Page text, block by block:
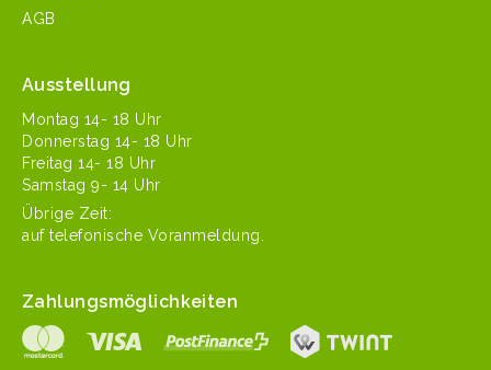
AGB
Ausstellung
Mon­tag 14- 18 Uhr
Don­ner­stag 14- 18 Uhr
Fre­itag 14- 18 Uhr
Sam­stag 9- 14 Uhr
Übrige Zeit:
auf tele­fonis­che Voranmeldung.
Zahlungsmöglichkeiten